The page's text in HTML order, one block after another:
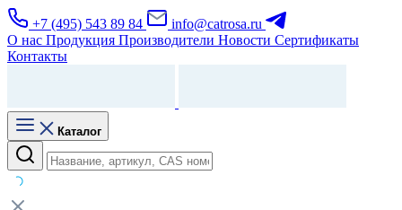
+7 (495) 543 89 84
info@catrosa.ru
О нас Продукция Производители Новости Сертификаты
Контакты
Каталог